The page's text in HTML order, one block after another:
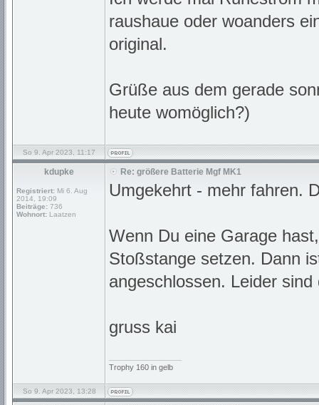
raushaue oder woanders
original.
Grüße aus dem gerade
heute womöglich?)
So 9. Apr 2023, 11:17
kdupke
Registriert: Mi 6. Aug
2014, 19:09
Beiträge: 736
Wohnort: Laatzen
Re: größere Batterie Mgf MK1
Umgekehrt - mehr fahren.
Wenn Du eine Garage
Stoßstange setzen. Dann
angeschlossen. Leider
gruss kai
Trophy 160 in gelb
So 9. Apr 2023, 13:28